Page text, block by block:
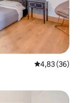
4,83 de uma
4,83 (36)